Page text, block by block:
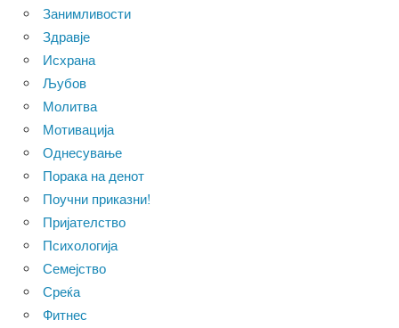
Занимливости
Здравје
Исхрана
Љубов
Молитва
Мотивација
Однесување
Порака на денот
Поучни приказни!
Пријателство
Психологија
Семејство
Среќа
Фитнес